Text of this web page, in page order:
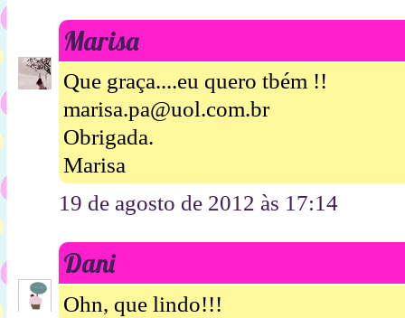
Marisa
Que graça....eu quero tbém !!
marisa.pa@uol.com.br
Obrigada.
Marisa
19 de agosto de 2012 às 17:14
Dani
Ohn, que lindo!!!